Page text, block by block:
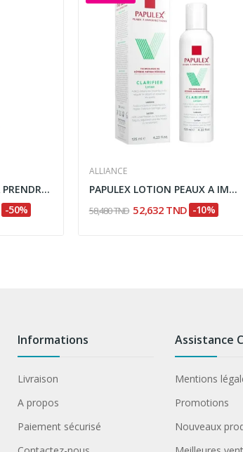
ALPHANOVA KIDS VA PRENDRE TA DOUCHE ABRICOT BIO...
-50%
ALLIANCE
PAPULEX LOTION PEAUX A IMPERFECTIONS 125ML
58,480 TND 52,632 TND -10%
Informations
Livraison
A propos
Paiement sécurisé
Assistance
Mentions
Promotions
Nouveaux